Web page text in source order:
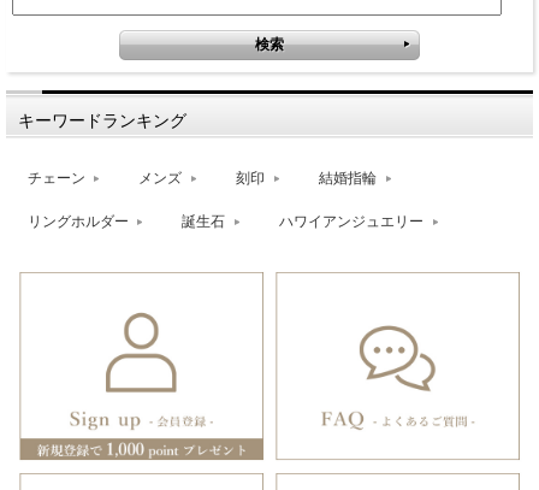
キーワードランキング
チェーン メンズ 刻印 結婚指輪
リングホルダー 誕生石 ハワイアンジュエリー